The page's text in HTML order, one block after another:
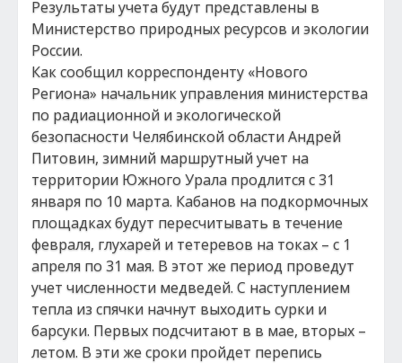
Результаты учета будут представлены в
Министерство природных ресурсов и экологии
России.
Как сообщил корреспонденту «Нового
Региона» начальник управления министерства
по радиационной и экологической
безопасности Челябинской области Андрей
Питовин, зимний маршрутный учет на
территории Южного Урала продлится с 31
января по 10 марта. Кабанов на подкормочных
площадках будут пересчитывать в течение
февраля, глухарей и тетеревов на токах – с 1
апреля по 31 мая. В этот же период проведут
учет численности медведей. С наступлением
тепла из спячки начнут выходить сурки и
барсуки. Первых подсчитают в в мае, вторых –
летом. В эти же сроки пройдет перепись